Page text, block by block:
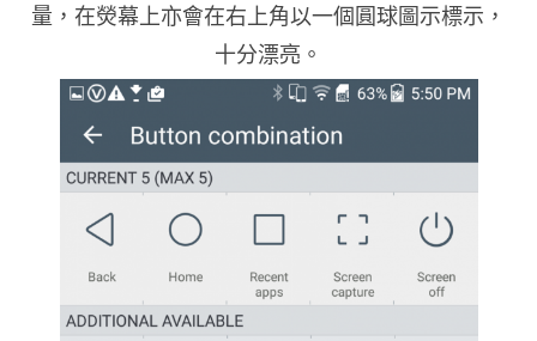
量，在熒幕上亦會在右上角以一個圓球圖示標示，
十分漂亮。